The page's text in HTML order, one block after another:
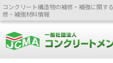
コンクリート構造物の補修・補強に関す
修・補強材料情報